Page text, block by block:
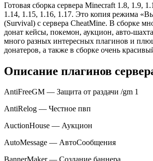
Готовая сборка сервера Minecraft 1.8, 1.9,
1.14, 1.15, 1.16, 1.17. Это копия режима
(Survival) с сервера CheatMine. В сборке
донат кейсы, покемон, аукцион, авто-
много разных интересных плагинов и
донатеров, а также в сборке очень
Описание плагинов
AntiFreeGM — Защита от раздачи /gm 1
AntiRelog — Честное пвп
AuctionHouse — Аукцион
AutoMessage — АвтоСообщения